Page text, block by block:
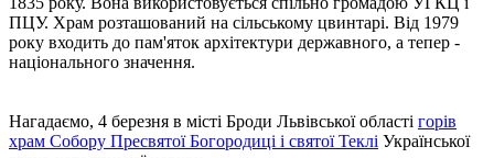
ПЦУ. Храм розташований на сільському цвинтарі. Від 1979
року входить до пам'яток архітектури державного, а тепер -
національного значення.
Нагадаємо, 4 березня в місті Броди Львівської області горів
храм Собору Пресвятої Богородиці і святої Теклі Української